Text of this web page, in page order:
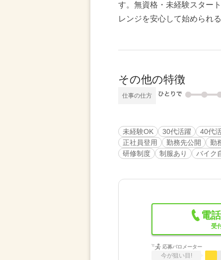
す。無資格・未経験スター
レンジを安心して始められる
その他の特徴
仕事の仕方
未経験OK 30代活躍 40代
正社員登用
勤務先公開 勤
研修制度
制服あり バイク
電
受
応募バロメーター
今が狙い目!